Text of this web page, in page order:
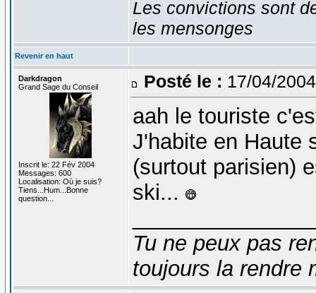
Les convictions sont
les mensonges
Revenir en haut
Darkdragon
Grand Sage du Conseil
Inscrit le: 22 Fév 2004
Messages: 600
Localisation: Où je suis?
Tiens...Hum...Bonne
question...
Posté le : 17/04/
aah le touriste
J'habite en Haute
(surtout parisien)
ski...
Tu ne peux pas
toujours la rendre